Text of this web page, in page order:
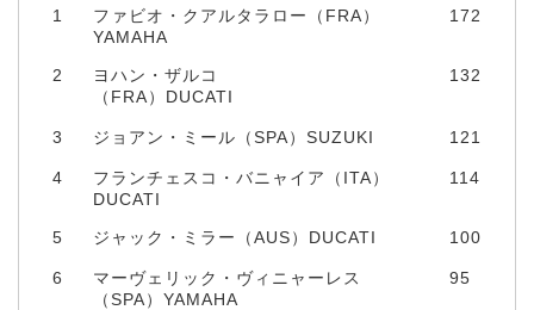
1
ファビオ・クアルタラロー（FRA）
YAMAHA
172
2
ヨハン・ザルコ
（FRA）DUCATI
132
3 ジョアン・ミール（SPA）SUZUKI 121
4
フランチェスコ・バニャイア（ITA）
DUCATI
114
5 ジャック・ミラー（AUS）DUCATI 100
6
マーヴェリック・ヴィニャーレス
（SPA）YAMAHA
95